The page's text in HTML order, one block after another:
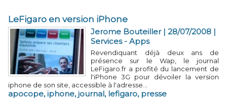
LeFigaro en version iPhone
Jerome Bouteiller | 28/07/2008 |
Services - Apps
Revendiquant déjà deux ans de
présence sur le Wap, le journal
LeFigaro.fr a profité du lancement de
l'iPhone 3G pour dévoiler la version
iphone de son site, accessible à l'adresse...
apocope,iphone,journal, lefigaro, presse